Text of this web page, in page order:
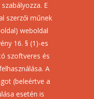
E
szerzői műnek
weboldal
16. § (1)-es
szoftveres és
A
(beleértve a
esetén is